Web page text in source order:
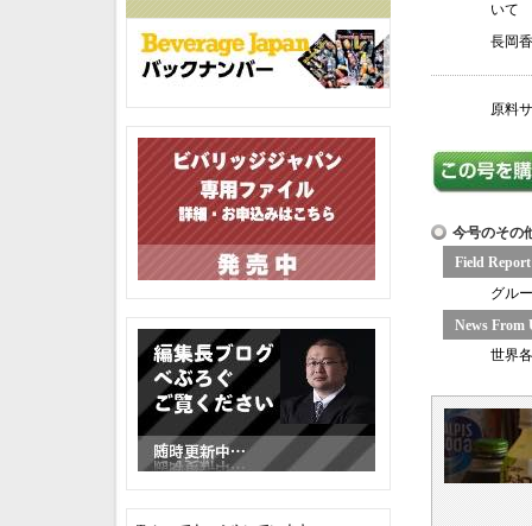
いて
長岡
原料
今号のその
Field
グル
News From
世界